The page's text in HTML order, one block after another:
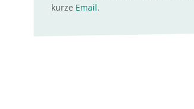
kurze Email.